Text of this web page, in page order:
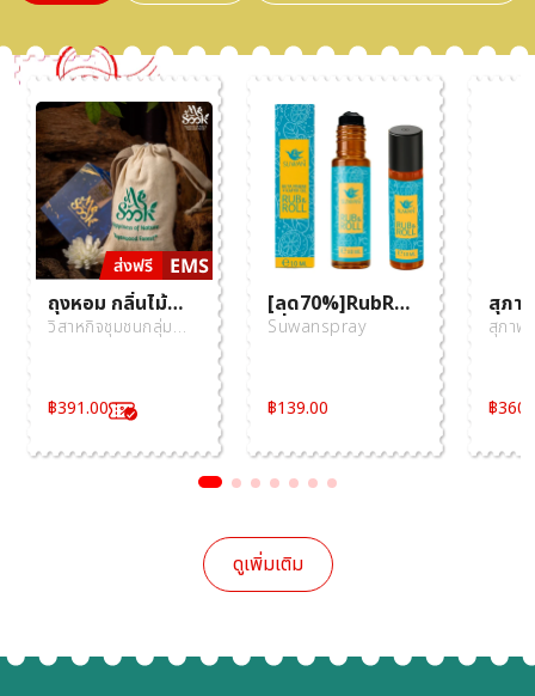
ถุงหอม กลิ่นไม้
กฤษณา
วิสาหกิจชุมชนกลุ่ม
฿391.00
[ลด70%]RubRoll
เพื่อการสูดดม ทา
คลาย จาก
แบรนด์Suwan พก
พาง่าย
Suwanspray
฿139.00
สุภา
งาด
สุภาพ
฿
ดูเพิ่มเติม